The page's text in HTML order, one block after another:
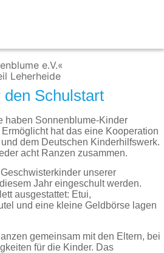
e.V.«
Leherheide
Schulstart
haben Sonnenblume-Kinder
hat das eine Kooperation
dem Deutschen Kinderhilfswerk.
acht Ranzen zusammen.
unserer
Jahr eingeschult werden.
ausgestattet: Etui,
und eine kleine Geldbörse lagen
gemeinsam mit den Eltern, bei
für die Kinder. Das